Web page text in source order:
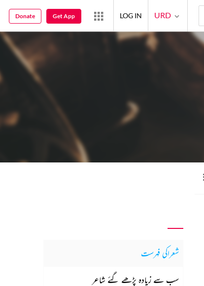
شعراکی فہرست
سب سے زیادہ پڑھے گئے شاعر
URD
LOG IN
Get App
Donate